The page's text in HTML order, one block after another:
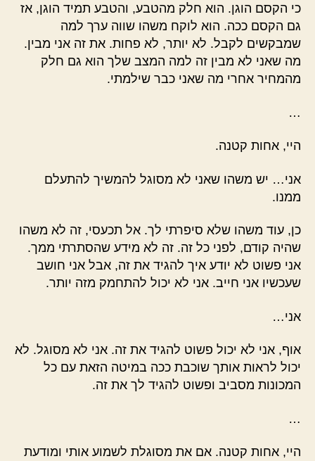
כי הקסם הוגן. הוא חלק מהטבע, והטבע תמיד הוגן, אז
גם הקסם ככה. הוא לוקח משהו שווה ערך למה
שמבקשים לקבל. לא יותר, לא פחות. את זה אני מבין.
מה שאני לא מבין זה למה המצב שלך הוא גם חלק
מהמחיר אחרי מה שאני כבר שילמתי.
…
היי, אחות קטנה.
אני… יש משהו שאני לא מסוגל להמשיך להתעלם
ממנו.
כן, עוד משהו שלא סיפרתי לך. אל תכעסי, זה לא משהו
שהיה קודם, לפני כל זה. זה לא מידע שהסתרתי ממך.
אני פשוט לא יודע איך להגיד את זה, אבל אני חושב
שעכשיו אני חייב. אני לא יכול להתחמק מזה יותר.
אני…
אוף, אני לא יכול פשוט להגיד את זה. אני לא מסוגל. לא
יכול לראות אותך שוכבת ככה במיטה הזאת עם כל
המכונות מסביב ופשוט להגיד לך את זה.
…
היי, אחות קטנה. אם את מסוגלת לשמוע אותי ומודעת